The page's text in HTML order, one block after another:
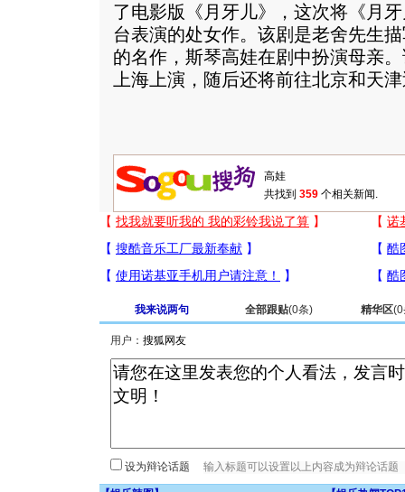
了电影版《月牙儿》，这次将《月
台表演的处女作。该剧是老舍先生
的名作，斯琴高娃在剧中扮演母亲
上海上演，随后还将前往北京和天
共找到 359 个相关新闻.
我来说两句 全部跟贴(0条) 精华区(0
用户：
设为辩论话题